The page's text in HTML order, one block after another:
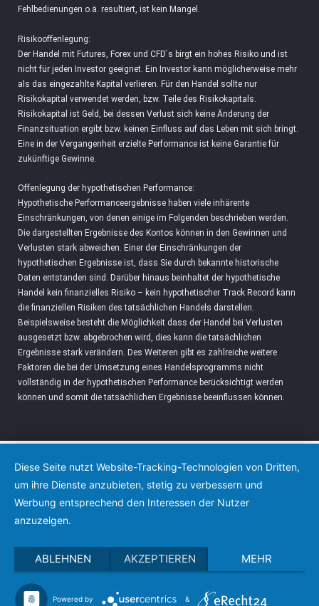
Fehlbedienungen o.ä. resultiert, ist kein Mangel.
Risikooffenlegung:
Der Handel mit Futures, Forex und CFD ́s birgt ein hohes Risiko und ist
nicht für jeden Investor geeignet. Ein Investor kann möglicherweise mehr
als das eingezahlte Kapital verlieren. Für den Handel sollte nur
Risikokapital verwendet werden, bzw. Teile des Risikokapitals.
Risikokapital ist Geld, bei dessen Verlust sich keine Änderung der
Finanzsituation ergibt bzw. keinen Einfluss auf das Leben mit sich bringt.
Eine in der Vergangenheit erzielte Performance ist keine Garantie für
zukünftige Gewinne.
Offenlegung der hypothetischen Performance:
Hypothetische Performanceergebnisse haben viele inhärente
Einschränkungen, von denen einige im Folgenden beschrieben werden.
Die dargestellten Ergebnisse des Kontos können in den Gewinnen und
Verlusten stark abweichen. Einer der Einschränkungen der
hypothetischen Ergebnisse ist, dass Sie durch bekannte historische
Daten entstanden sind. Darüber hinaus beinhaltet der hypothetische
Handel kein finanzielles Risiko – kein hypothetischer Track Record kann
die finanziellen Risiken des tatsächlichen Handels darstellen.
Beispielsweise besteht die Möglichkeit dass der Handel bei Verlusten
ausgesetzt bzw. abgebrochen wird, dies kann die tatsächlichen
Ergebnisse stark verändern. Des Weiteren gibt es zahlreiche weitere
Faktoren die bei der Umsetzung eines Handelsprogramms nicht
vollständig in der hypothetischen Performance berücksichtigt werden
können und somit die tatsächlichen Ergebnisse beeinflussen können.
Diese Seite nutzt Website-Tracking-Technologien von Dritten,
um ihre Dienste anzubieten, stetig zu verbessern und
Werbung entsprechend den Interessen der Nutzer
anzuzeigen.
ABLEHNEN AKZEPTIEREN MEHR
Powered by &